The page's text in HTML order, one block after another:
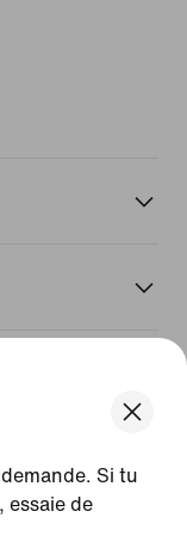
Si tu
essaie de